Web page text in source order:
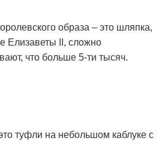
образа – это шляпка,
Елизаветы ІІ, сложно
что больше 5-ти тысяч.
туфли на небольшом каблуке с